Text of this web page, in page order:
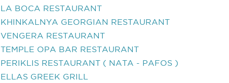
LA BOCA RESTAURANT
KHINKALNYA GEORGIAN RESTAURANT
VENGERA RESTAURANT
TEMPLE OPA BAR RESTAURANT
PERIKLIS RESTAURANT ( NATA - PAFOS )
ELLAS GREEK GRILL